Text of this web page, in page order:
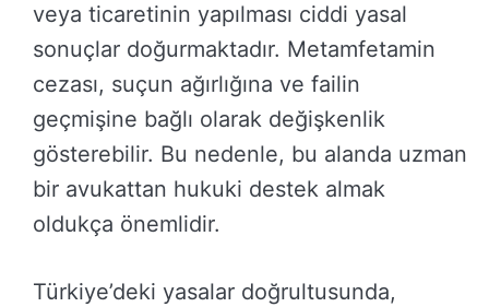
veya ticaretinin yapılması ciddi yasal
sonuçlar doğurmaktadır. Metamfetamin
cezası, suçun ağırlığına ve failin
geçmişine bağlı olarak değişkenlik
gösterebilir. Bu nedenle, bu alanda uzman
bir avukattan hukuki destek almak
oldukça önemlidir.
Türkiye’deki yasalar doğrultusunda,